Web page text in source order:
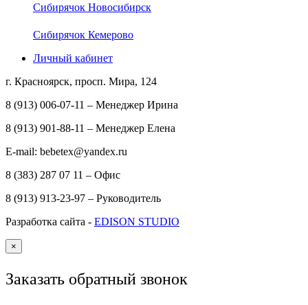
Сибирячок Новосибирск
Сибирячок Кемерово
Личный кабинет
г. Красноярск, просп. Мира, 124
8 (913) 006-07-11 – Менеджер Ирина
8 (913) 901-88-11 – Менеджер Елена
E-mail: bebetex@yandex.ru
8 (383) 287 07 11 – Офис
8 (913) 913-23-97 – Руководитель
Разработка сайта - EDISON STUDIO
×
Заказать обратный звонок